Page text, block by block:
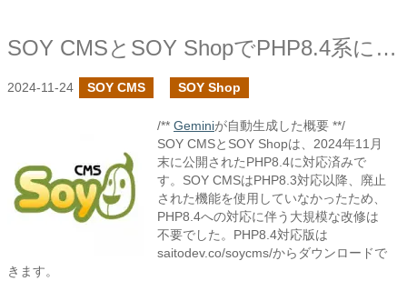
SOY CMSとSOY ShopでPHP8.4系に対応しています
2024-11-24 SOY CMS SOY Shop
/** Geminiが自動生成した概要 **/
SOY CMSとSOY Shopは、2024年11月
末に公開されたPHP8.4に対応済みで
す。SOY CMSはPHP8.3対応以降、廃止
された機能を使用していなかったため、
PHP8.4への対応に伴う大規模な改修は
不要でした。PHP8.4対応版は
saitodev.co/soycms/からダウンロードで
きます。